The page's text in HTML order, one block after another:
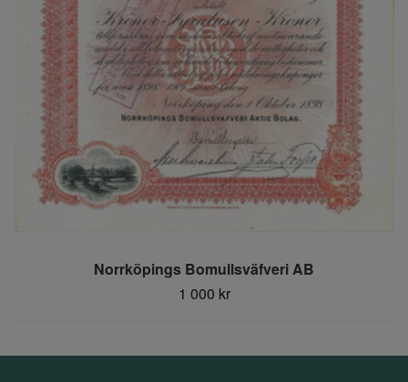
Norrköpings Bomullsväfveri AB
1 000 kr